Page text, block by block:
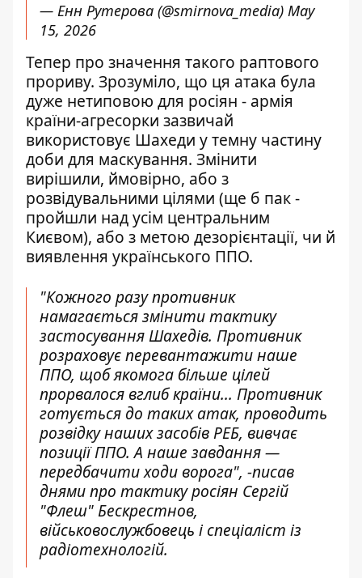
— Енн Рутерова (@smirnova_media) May
15, 2026
Тепер про значення такого раптового
прориву. Зрозуміло, що ця атака була
дуже нетиповою для росіян - армія
країни-агресорки зазвичай
використовує Шахеди у темну частину
доби для маскування. Змінити
вирішили, ймовірно, або з
розвідувальними цілями (ще б пак -
пройшли над усім центральним
Києвом), або з метою дезорієнтації, чи й
виявлення українського ППО.
"Кожного разу противник
намагається змінити тактику
застосування Шахедів. Противник
розраховує перевантажити наше
ППО, щоб якомога більше цілей
прорвалося вглиб країни... Противник
готується до таких атак, проводить
розвідку наших засобів РЕБ, вивчає
позиції ППО. А наше завдання —
передбачити ходи ворога", -писав
днями про тактику росіян Сергій
"Флеш" Бескрестнов,
військовослужбовець і спеціаліст із
радіотехнологій.